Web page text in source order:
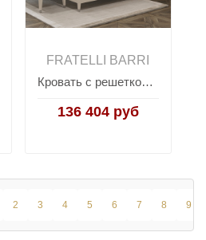
FRATELLI BARRI
Кровать с решеткой SALERNO, FRATELLI BARRI
136 404 руб
2 3 4 5 6 7 8 9